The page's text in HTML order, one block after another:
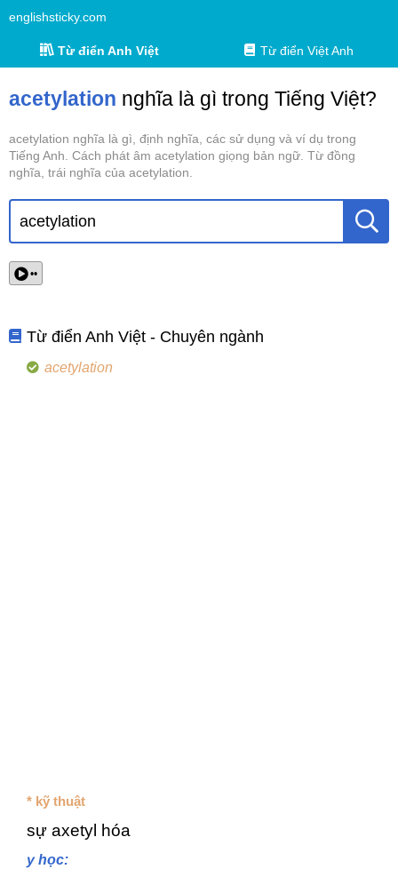
englishsticky.com
Từ điển Anh Việt Từ điển Việt Anh
acetylation nghĩa là gì trong Tiếng Việt?
acetylation nghĩa là gì, định nghĩa, các sử dụng và ví dụ trong
Tiếng Anh. Cách phát âm acetylation giọng bản ngữ. Từ đồng
nghĩa, trái nghĩa của acetylation.
••
Từ điển Anh Việt - Chuyên ngành
acetylation
* kỹ thuật
sự axetyl hóa
y học: